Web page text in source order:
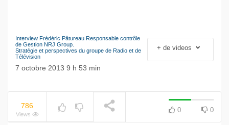
NOW PLAYING
Le séisme industriel
Volkswagen
Interview Frédéric Pâtureau Responsable contrôle
de Gestion NRJ Group.
Stratégie et perspectives du groupe de Radio et de
Télévision
7 octobre 2013 9 h 53 min
+ de videos
786
Views
0 0